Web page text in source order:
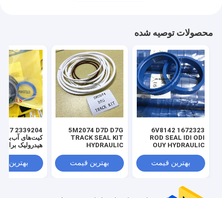
محصولات توصیه شده
1672323 6V8142
ROD SEAL IDI ODI
OUY HYDRAULIC
بهترین قیمت
5M2074 D7D D7G
TRACK SEAL KIT
HYDRAULIC
SEAL KIT NBR
بهترین قیمت
کیت‌های
هیدرولیک برای
بهترین